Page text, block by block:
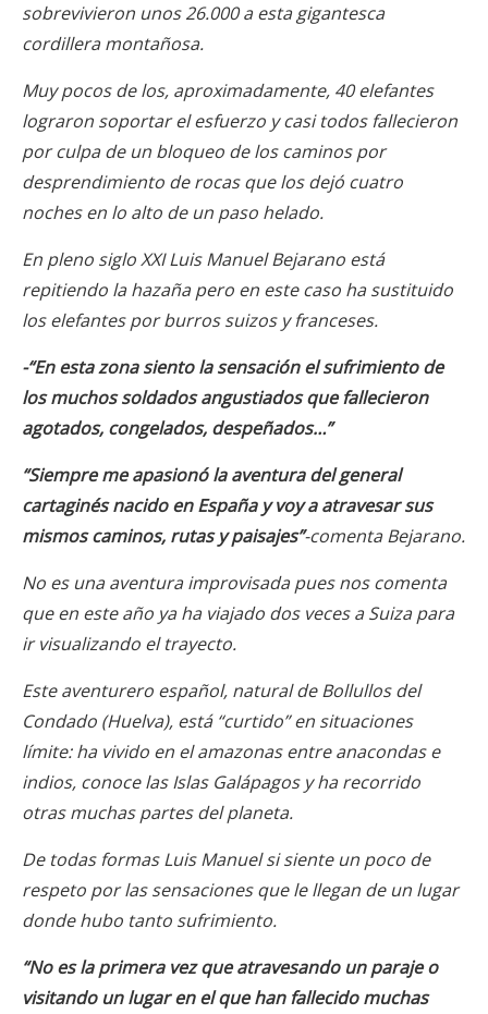
sobrevivieron unos 26.000 a esta gigantesca
cordillera montañosa.
Muy pocos de los, aproximadamente, 40 elefantes
lograron soportar el esfuerzo y casi todos fallecieron
por culpa de un bloqueo de los caminos por
desprendimiento de rocas que los dejó cuatro
noches en lo alto de un paso helado.
En pleno siglo XXI Luis Manuel Bejarano está
repitiendo la hazaña pero en este caso ha sustituido
los elefantes por burros suizos y franceses.
-“En esta zona siento la sensación el sufrimiento de
los muchos soldados angustiados que fallecieron
agotados, congelados, despeñados…”
“Siempre me apasionó la aventura del general
cartaginés nacido en España y voy a atravesar sus
mismos caminos, rutas y paisajes”-comenta Bejarano.
No es una aventura improvisada pues nos comenta
que en este año ya ha viajado dos veces a Suiza para
ir visualizando el trayecto.
Este aventurero español, natural de Bollullos del
Condado (Huelva), está “curtido” en situaciones
límite: ha vivido en el amazonas entre anacondas e
indios, conoce las Islas Galápagos y ha recorrido
otras muchas partes del planeta.
De todas formas Luis Manuel si siente un poco de
respeto por las sensaciones que le llegan de un lugar
donde hubo tanto sufrimiento.
“No es la primera vez que atravesando un paraje o
visitando un lugar en el que han fallecido muchas